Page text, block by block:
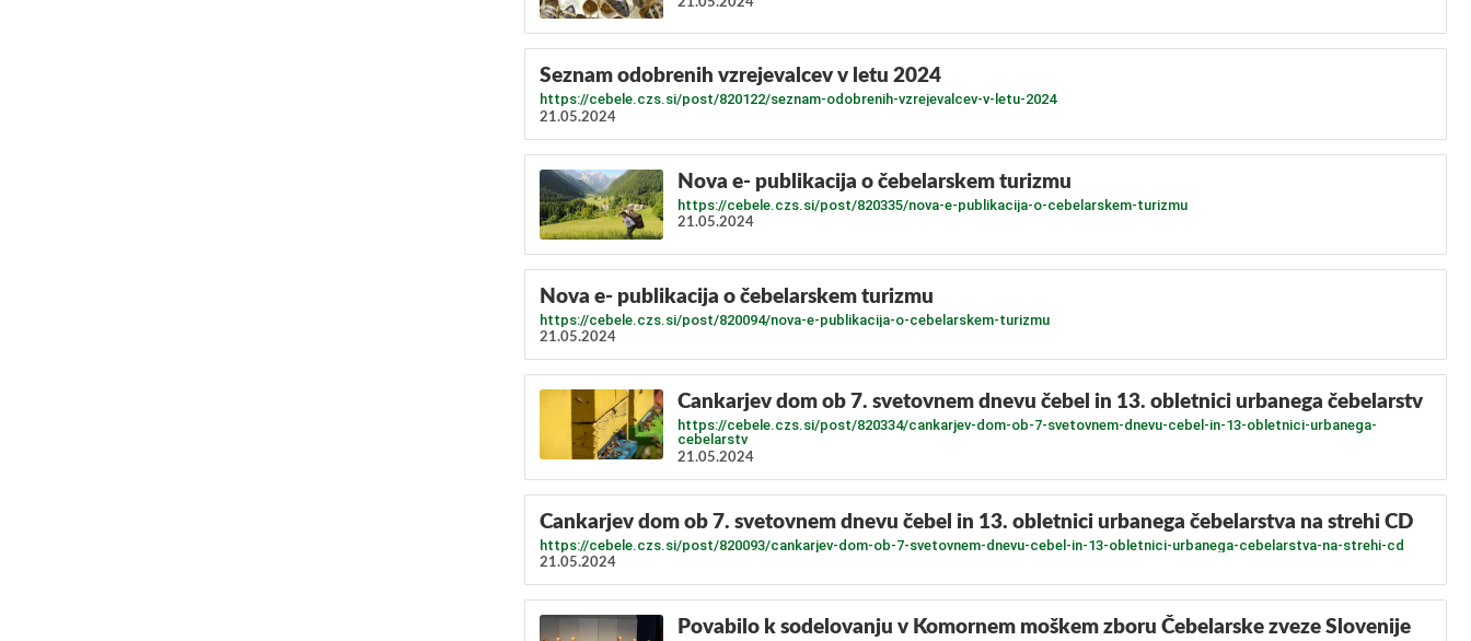
Seznam odobrenih vzrejevalcev v letu 2024
https://cebele.czs.si/post/820122/seznam-odobrenih-vzrejevalcev-v-letu-2024
21.05.2024
Nova e- publikacija o čebelarskem turizmu
https://cebele.czs.si/post/820335/nova-e-publikacija-o-cebelarskem-turizmu
21.05.2024
Nova e- publikacija o čebelarskem turizmu
https://cebele.czs.si/post/820094/nova-e-publikacija-o-cebelarskem-turizmu
21.05.2024
Cankarjev dom ob 7. svetovnem dnevu čebel in 13. obletnici urbanega čebelarstv
https://cebele.czs.si/post/820334/cankarjev-dom-ob-7-svetovnem-dnevu-cebel-in-13-obletnici-urbanega-
cebelarstv
21.05.2024
Cankarjev dom ob 7. svetovnem dnevu čebel in 13. obletnici urbanega čebelarstva na strehi CD
https://cebele.czs.si/post/820093/cankarjev-dom-ob-7-svetovnem-dnevu-cebel-in-13-obletnici-urbanega-cebelarstva-na-strehi-cd
21.05.2024
Povabilo k sodelovanju v Komornem moškem zboru Čebelarske zveze Slovenije